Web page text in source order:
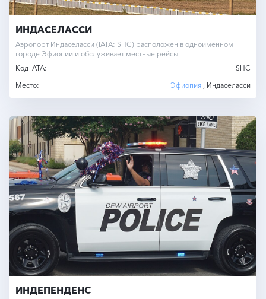
ИНДАСЕЛАССИ
Аэропорт Индаселасси (IATA: SHC) расположен в одноимённом
городе Эфиопии и обслуживает местные рейсы.
Код IATA:
SHC
Место:
Эфиопия , Индаселасси
ИНДЕПЕНДЕНС